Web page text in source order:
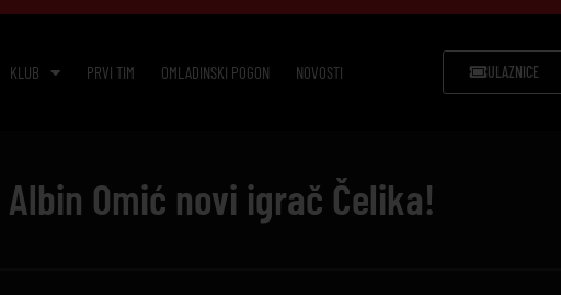
KLUB PRVI TIM OMLADINSKI POGON NOVOSTI ULAZNICE
Albin Omić novi igrač Čelika!